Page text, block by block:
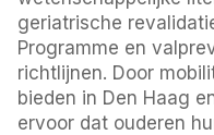
geriatrische
Programme en
richtlijnen. Door
bieden in Den Haag
ervoor dat ouderen